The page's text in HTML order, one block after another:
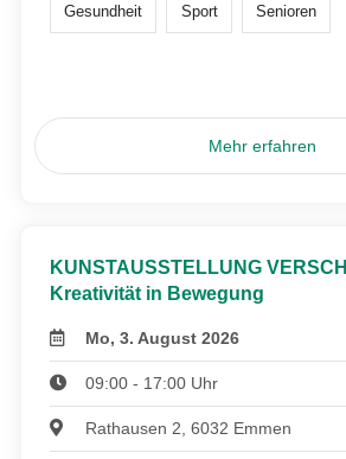
Gesundheit Sport Senioren
Mehr erfahren
KUNSTAUSSTELLUNG
Kreativität in Bewegung
Mo, 3. August 2026
09:00 - 17:00 Uhr
Rathausen 2, 6032 Emmen